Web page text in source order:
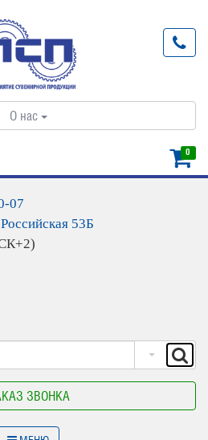
О нас
0
07
53Б
ЗВОНКА